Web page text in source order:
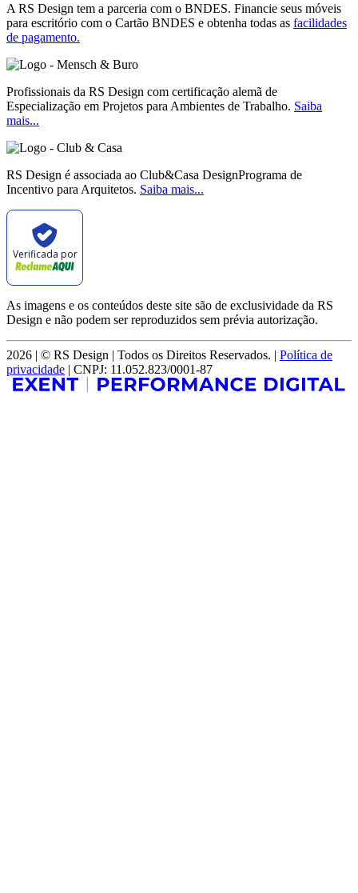
A RS Design tem a parceria com o BNDES. Financie seus móveis
para escritório com o Cartão BNDES e obtenha todas as facilidades
de pagamento.
Profissionais da RS Design com certificação alemã de
Especialização em Projetos para Ambientes de Trabalho. Saiba
mais...
RS Design é associada ao Club&Casa DesignPrograma de
Incentivo para Arquitetos. Saiba mais...
Verificada por
As imagens e os conteúdos deste site são de exclusividade da RS
Design e não podem ser reproduzidos sem prévia autorização.
2026 | © RS Design | Todos os Direitos Reservados. | Política de
privacidade | CNPJ: 11.052.823/0001-87